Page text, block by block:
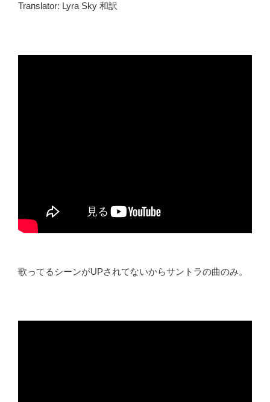
Translator: Lyra Sky 和訳
歌ってるシーンがUPされてないからサントラの曲のみ。